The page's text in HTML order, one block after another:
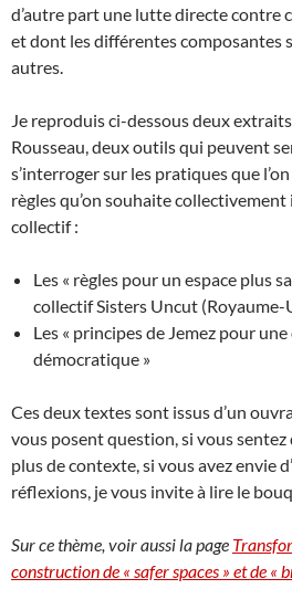
d’autre part une lutte directe contre
et dont les différentes composantes
autres.
Je reproduis ci-dessous deux
Rousseau, deux outils qui peuvent
s’interroger sur les pratiques que
règles qu’on souhaite
collectif :
Les « règles pour un espace plus
collectif Sisters Uncut (Royaume-
Les « principes de Jemez pour
démocratique »
Ces deux textes sont issus d’un
vous posent question, si vous sentez
plus de contexte, si vous avez envie
réflexions, je vous invite à lire le
Sur ce thème, voir aussi la page
construction de « safer spaces » et de «